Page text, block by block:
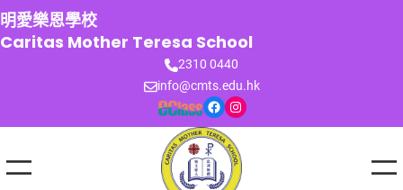
跳
至
主
明愛樂恩學校
Caritas Mother Teresa School
2310 0440
info@cmts.edu.hk
Facebook Instagram